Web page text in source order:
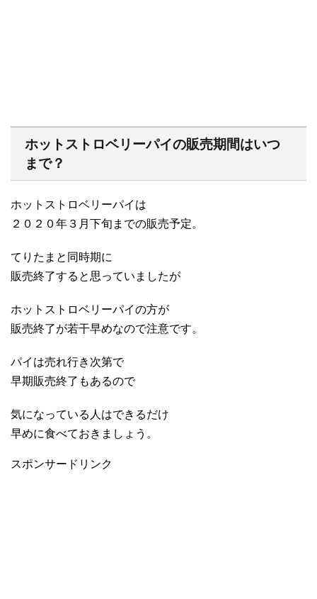
ホットストロベリーパイの販売期間はいつ
まで？
ホットストロベリーパイは
２０２０年３月下旬までの販売予定。
てりたまと同時期に
販売終了すると思っていましたが
ホットストロベリーパイの方が
販売終了が若干早めなので注意です。
パイは売れ行き次第で
早期販売終了もあるので
気になっている人はできるだけ
早めに食べておきましょう。
スポンサードリンク